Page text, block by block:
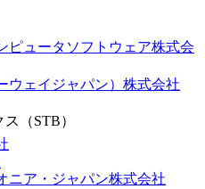
ピュータソフトウェア株式会
ウェイジャパン）株式会社
（STB）
ニア・ジャパン株式会社